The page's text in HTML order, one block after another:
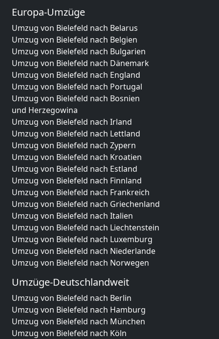
Europa-Umzüge
Umzug von Bielefeld nach Belarus
Umzug von Bielefeld nach Belgien
Umzug von Bielefeld nach Bulgarien
Umzug von Bielefeld nach Dänemark
Umzug von Bielefeld nach England
Umzug von Bielefeld nach Portugal
Umzug von Bielefeld nach Bosnien
und Herzegowina
Umzug von Bielefeld nach Irland
Umzug von Bielefeld nach Lettland
Umzug von Bielefeld nach Zypern
Umzug von Bielefeld nach Kroatien
Umzug von Bielefeld nach Estland
Umzug von Bielefeld nach Finnland
Umzug von Bielefeld nach Frankreich
Umzug von Bielefeld nach Griechenland
Umzug von Bielefeld nach Italien
Umzug von Bielefeld nach Liechtenstein
Umzug von Bielefeld nach Luxemburg
Umzug von Bielefeld nach Niederlande
Umzug von Bielefeld nach Norwegen
Umzüge-Deutschlandweit
Umzug von Bielefeld nach Berlin
Umzug von Bielefeld nach Hamburg
Umzug von Bielefeld nach München
Umzug von Bielefeld nach Köln